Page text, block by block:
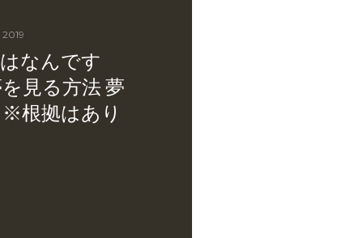
2019
なんです
見る方法 夢
根拠はあり